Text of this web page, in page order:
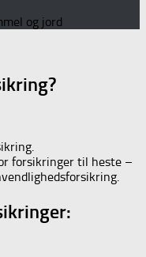
og jord
forsikringer til heste –